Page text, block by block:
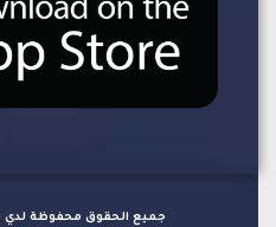
جميع الحقوق محفوظة